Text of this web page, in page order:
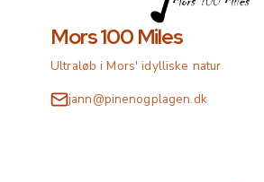
Mors 100 Miles
Ultraløb i Mors' idylliske natur
jann@pinenogplagen.dk